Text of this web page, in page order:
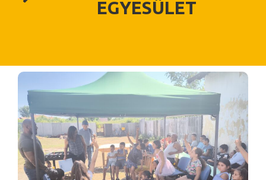
EGYESÜLET